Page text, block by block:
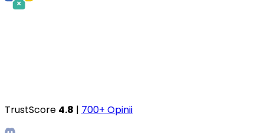
TrustScore 4.8 | 700+ Opinii